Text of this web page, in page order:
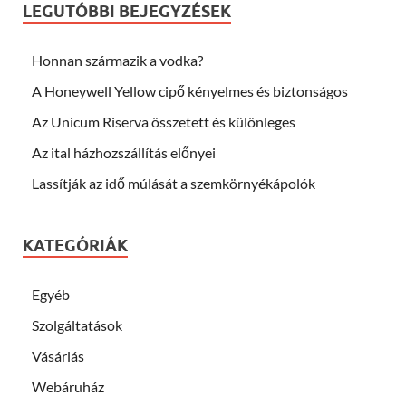
LEGUTÓBBI BEJEGYZÉSEK
Honnan származik a vodka?
A Honeywell Yellow cipő kényelmes és biztonságos
Az Unicum Riserva összetett és különleges
Az ital házhozszállítás előnyei
Lassítják az idő múlását a szemkörnyékápolók
KATEGÓRIÁK
Egyéb
Szolgáltatások
Vásárlás
Webáruház